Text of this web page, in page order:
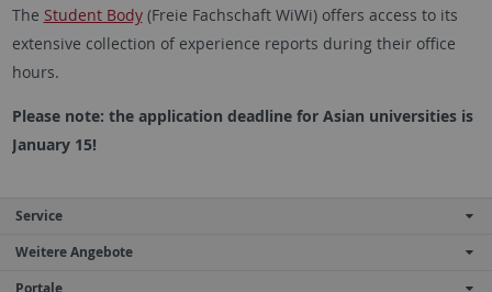
The Student Body(Freie Fachschaft WiWi) offers access to its
extensive collection of experience reports during their office
hours.
Please note: the application deadline for Asian universities is
January 15!
Service
Weitere Angebote
Portale